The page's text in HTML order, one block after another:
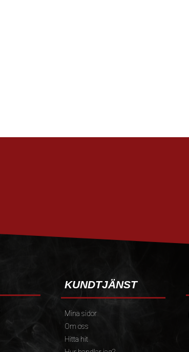
KUNDTJÄNST
Mina sidor
Om oss
Hitta hit